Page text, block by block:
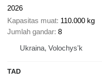
2026
Kapasitas muat 110.000 kg
Jumlah gandar 8
Ukraina, Volochys'k
TAD